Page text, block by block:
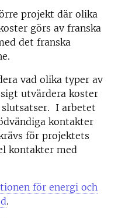
projekt där olika
görs av franska
det franska
vad olika typer av
utvärdera koster
I arbetet
kontakter
för projektets
kontakter med
för energi och
.